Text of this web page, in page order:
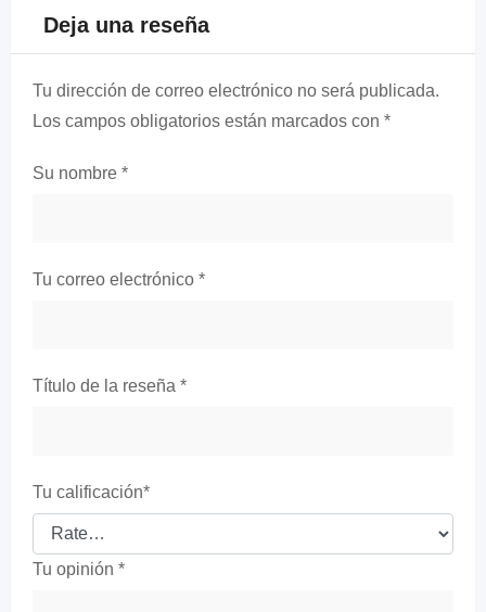
Deja una reseña
Tu dirección de correo electrónico no será publicada.
Los campos obligatorios están marcados con *
Su nombre *
Tu correo electrónico *
Título de la reseña *
Tu calificación*
Tu opinión *